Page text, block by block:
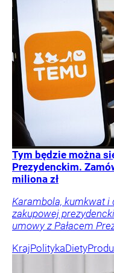
Tym będzie można
Prezydenckim.
miliona zł
Karambola, kumkwat i
zakupowej
umowy z Pałacem
KrajPolitykaDiety